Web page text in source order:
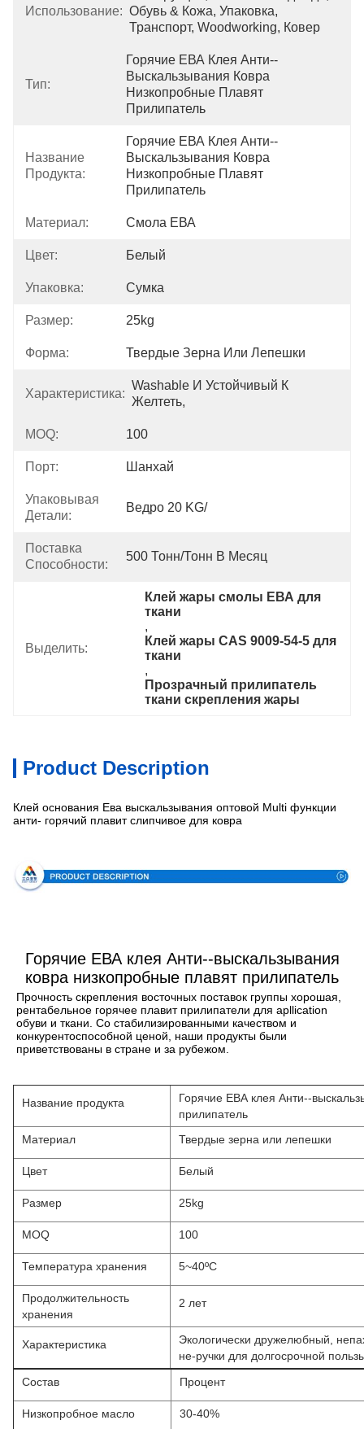
Использование: Обувь & Кожа, Упаковка,
Транспорт, Woodworking, Ковер
Тип:
Горячие ЕВА Клея Анти--
Выскальзывания Ковра
Низкопробные Плавят
Прилипатель
Название
Продукта:
Горячие ЕВА Клея Анти--
Выскальзывания Ковра
Низкопробные Плавят
Прилипатель
Материал: Смола ЕВА
Цвет: Белый
Упаковка: Сумка
Размер: 25kg
Форма: Твердые Зерна Или Лепешки
Характеристика:
Washable И Устойчивый К
Желтеть,
MOQ: 100
Порт: Шанхай
Упаковывая
Детали:
Ведро 20 KG/
Поставка
Способности:
500 Тонн/тонн В Месяц
Выделить:
Клей жары смолы ЕВА для
ткани
,
Клей жары CAS 9009-54-5 для
ткани
,
Прозрачный прилипатель
ткани скрепления жары
Product Description
Клей основания Ева выскальзывания оптовой Multi функции
анти- горячий плавит слипчивое для ковра
Горячие ЕВА клея Анти--выскальзывания
ковра низкопробные плавят прилипатель
Прочность скрепления восточных поставок группы хорошая,
рентабельное горячее плавит прилипатели для apllication
обуви и ткани. Со стабилизированными качеством и
конкурентоспособной ценой, наши продукты были
приветствованы в стране и за рубежом.
Название продукта
Горячие ЕВА клея Анти--
прилипатель
Материал
Твердые зерна или лепешки
Цвет Белый
Размер 25kg
MOQ 100
Температура хранения 5~40ºC
Продолжительность
хранения
2 лет
Характеристика
Экологически дружелюбный,
не-ручки для долгосрочной
Состав
Процент
Низкопробное масло 30-40%